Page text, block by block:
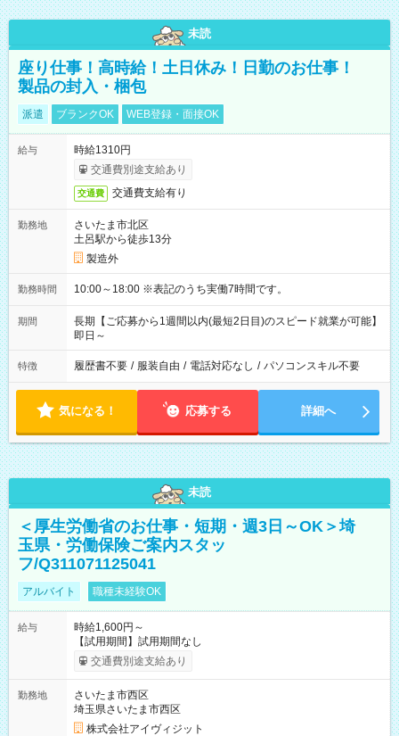
未読
座り仕事！高時給！土日休み！日勤のお仕事！
製品の封入・梱包
派遣 ブランクOK WEB登録・面接OK
給与
時給1310円
交通費別途支給あり
交通費 交通費支給有り
勤務地
さいたま市北区
土呂駅から徒歩13分
製造外
勤務時間 10:00～18:00 ※表記のうち実働7時間です。
期間
長期【ご応募から1週間以内(最短2日目)のスピード就業が可能】
即日～
特徴 履歴書不要 / 服装自由 / 電話対応なし / パソコンスキル不要
気になる！ 応募する 詳細へ
未読
＜厚生労働省のお仕事・短期・週3日～OK＞埼
玉県・労働保険ご案内スタッ
フ/Q311071125041
アルバイト 職種未経験OK
給与
時給1,600円～
【試用期間】試用期間なし
交通費別途支給あり
勤務地
さいたま市西区
埼玉県さいたま市西区
株式会社アイヴィジット